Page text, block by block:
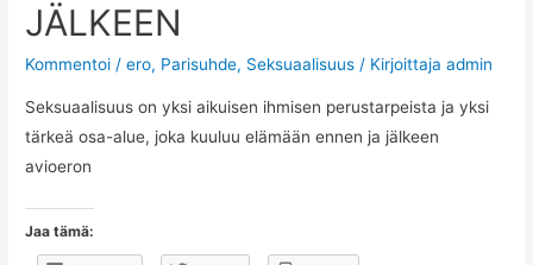
JÄLKEEN
Kommentoi /ero, Parisuhde, Seksuaalisuus / Kirjoittajaadmin
Seksuaalisuus on yksi aikuisen ihmisen perustarpeista ja yksi
tärkeä osa-alue, joka kuuluu elämään ennen ja jälkeen
avioeron
Jaa tämä: